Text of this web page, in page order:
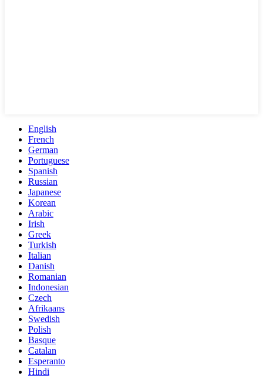
English
French
German
Portuguese
Spanish
Russian
Japanese
Korean
Arabic
Irish
Greek
Turkish
Italian
Danish
Romanian
Indonesian
Czech
Afrikaans
Swedish
Polish
Basque
Catalan
Esperanto
Hindi